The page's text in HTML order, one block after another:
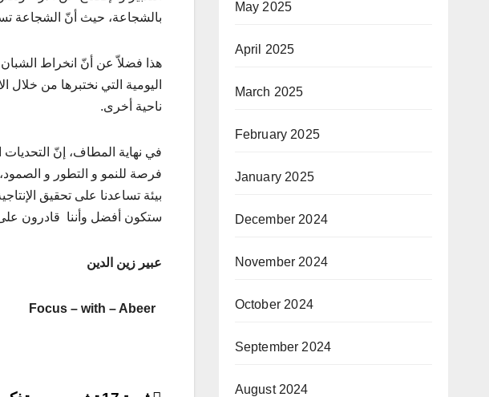
بالشجاعة، حيث أنّ الشجاعة
هذا فضلاّ عن أنّ انخراط الشبان
اليومية التي نختبرها من خلال
ناحية أخرى.
في نهاية المطاف، إنّ
فرصة للنمو و التطور و
بيئة تساعدنا على تحقيق
ستكون أفضل وأننا قادرون
عبير زين الدين
Focus – with – Abeer
May 2025
April 2025
March 2025
February 2025
January 2025
December 2024
November 2024
October 2024
September 2024
August 2024